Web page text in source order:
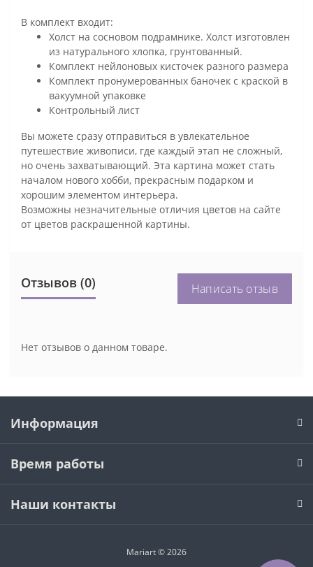
В комплект входит:
Холст на сосновом подрамнике. Холст изготовлен
из натурального хлопка, грунтованный.
Комплект нейлоновых кисточек разного размера
Комплект пронумерованных баночек с краской в
вакуумной упаковке
Контрольный лист
Вы можете сразу отправиться в увлекательное
путешествие живописи, где каждый этап не сложный,
но очень захватывающий. Эта картина может стать
началом нового хобби, прекрасным подарком и
хорошим элементом интерьера.
Возможны незначительные отличия цветов на сайте
от цветов раскрашенной картины.
Отзывов (0) Написать отзыв
Нет отзывов о данном товаре.
Информация
Время работы
Наши контакты
Mariart © 2026